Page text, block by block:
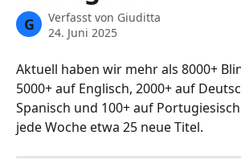
G Verfasst von Giuditta
24. Juni 2025
Aktuell haben wir mehr als 8000+
5000+ auf Englisch, 2000+ auf
Spanisch und 100+ auf
jede Woche etwa 25 neue Titel.